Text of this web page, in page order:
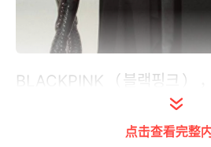
BLACKPINK（블랙핑크
合，2016年8月8日由YG
出，由金智秀（
点击查看完整